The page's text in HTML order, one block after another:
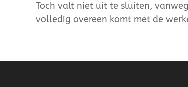
Toch valt niet uit te sluiten,
volledig overeen komt met de